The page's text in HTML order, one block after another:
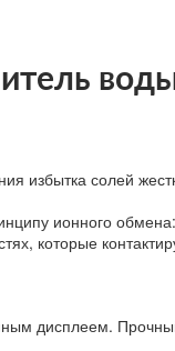
избытка солей
ионного
которые
дисплеем.